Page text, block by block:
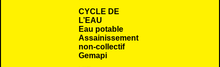
CYCLE DE
L’EAU
Eau potable
Assainissement
non-collectif
Gemapi